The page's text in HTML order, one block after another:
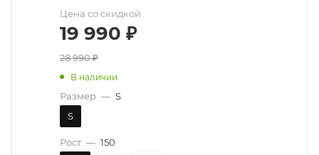
Цена со скидкой
19 990 ₽
28 990₽
В наличии
Размер — S
S
Рост — 150